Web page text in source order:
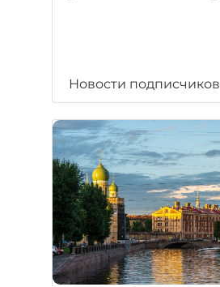
Новости подписчиков